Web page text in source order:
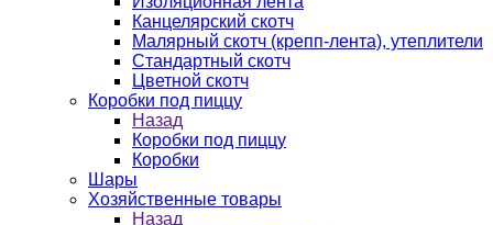
Канцелярский скотч
Малярный скотч (крепп-лента), утеплители
Стандартный скотч
Цветной скотч
Коробки под пиццу
Назад
Коробки под пиццу
Коробки
Шары
Хозяйственные товары
Назад